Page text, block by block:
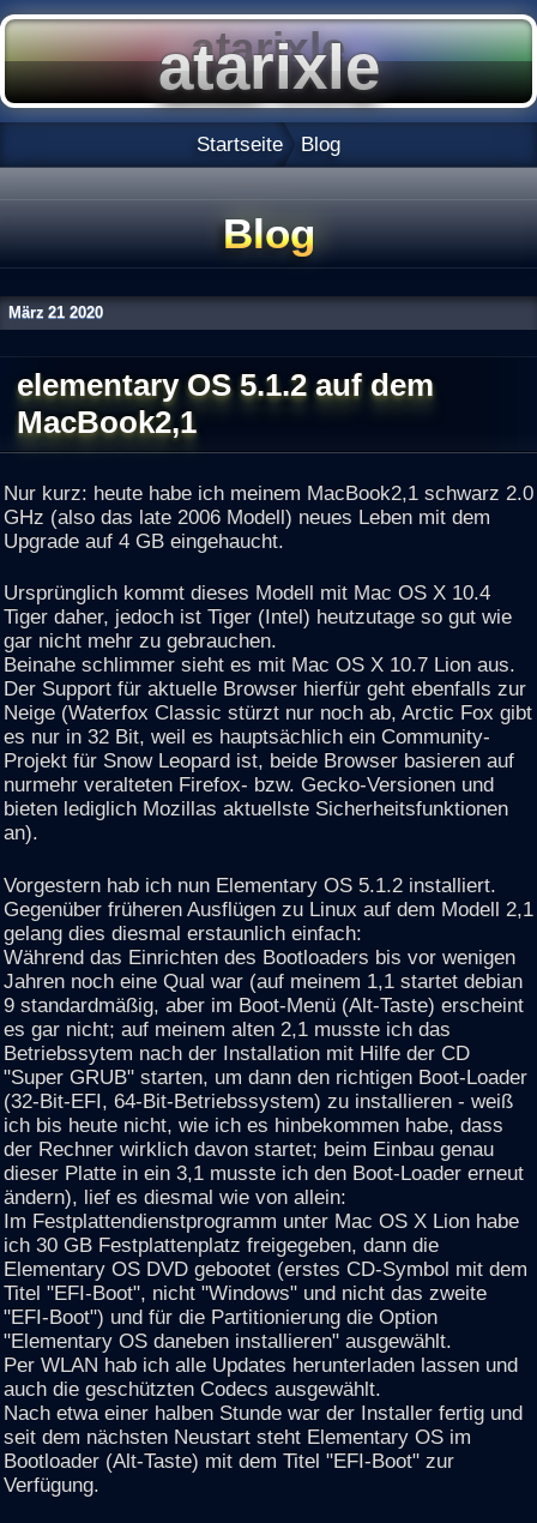
Startseite Blog
Blog
März 21 2020
elementary OS 5.1.2 auf dem
MacBook2,1
Nur kurz: heute habe ich meinem MacBook2,1 schwarz 2.0
GHz (also das late 2006 Modell) neues Leben mit dem
Upgrade auf 4 GB eingehaucht.
Ursprünglich kommt dieses Modell mit Mac OS X 10.4
Tiger daher, jedoch ist Tiger (Intel) heutzutage so gut wie
gar nicht mehr zu gebrauchen.
Beinahe schlimmer sieht es mit Mac OS X 10.7 Lion aus.
Der Support für aktuelle Browser hierfür geht ebenfalls zur
Neige (Waterfox Classic stürzt nur noch ab, Arctic Fox gibt
es nur in 32 Bit, weil es hauptsächlich ein Community-
Projekt für Snow Leopard ist, beide Browser basieren auf
nurmehr veralteten Firefox- bzw. Gecko-Versionen und
bieten lediglich Mozillas aktuellste Sicherheitsfunktionen
an).
Vorgestern hab ich nun Elementary OS 5.1.2 installiert.
Gegenüber früheren Ausflügen zu Linux auf dem Modell 2,1
gelang dies diesmal erstaunlich einfach:
Während das Einrichten des Bootloaders bis vor wenigen
Jahren noch eine Qual war (auf meinem 1,1 startet debian
9 standardmäßig, aber im Boot-Menü (Alt-Taste) erscheint
es gar nicht; auf meinem alten 2,1 musste ich das
Betriebssytem nach der Installation mit Hilfe der CD
"Super GRUB" starten, um dann den richtigen Boot-Loader
(32-Bit-EFI, 64-Bit-Betriebssystem) zu installieren - weiß
ich bis heute nicht, wie ich es hinbekommen habe, dass
der Rechner wirklich davon startet; beim Einbau genau
dieser Platte in ein 3,1 musste ich den Boot-Loader erneut
ändern), lief es diesmal wie von allein:
Im Festplattendienstprogramm unter Mac OS X Lion habe
ich 30 GB Festplattenplatz freigegeben, dann die
Elementary OS DVD gebootet (erstes CD-Symbol mit dem
Titel "EFI-Boot", nicht "Windows" und nicht das zweite
"EFI-Boot") und für die Partitionierung die Option
"Elementary OS daneben installieren" ausgewählt.
Per WLAN hab ich alle Updates herunterladen lassen und
auch die geschützten Codecs ausgewählt.
Nach etwa einer halben Stunde war der Installer fertig und
seit dem nächsten Neustart steht Elementary OS im
Bootloader (Alt-Taste) mit dem Titel "EFI-Boot" zur
Verfügung.